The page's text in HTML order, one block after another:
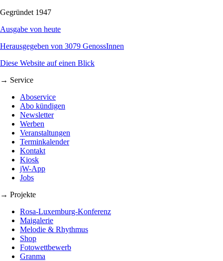
Gegründet 1947
Ausgabe von heute
Herausgegeben von 3079 GenossInnen
Diese Website auf einen Blick
→ Service
Aboservice
Abo kündigen
Newsletter
Werben
Veranstaltungen
Terminkalender
Kontakt
Kiosk
jW-App
Jobs
→ Projekte
Rosa-Luxemburg-Konferenz
Maigalerie
Melodie & Rhythmus
Shop
Fotowettbewerb
Granma